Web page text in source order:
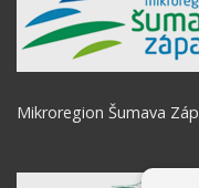
Mikroregion Šumava